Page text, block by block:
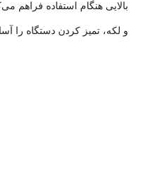
بالایی هنگام استفاده فراهم
و لکه، تمیز کردن دستگاه را